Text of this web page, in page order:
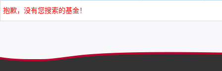
抱歉，没有您搜索的基金！